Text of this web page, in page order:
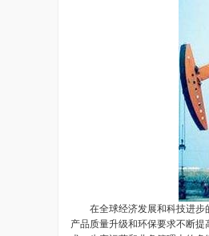
在全球经济发展和科技进步的
产品质量升级和环保要求不断